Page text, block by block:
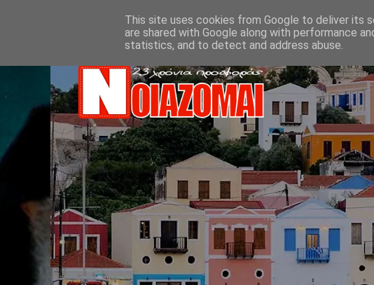
This site uses cookies from Google to deliver its
are shared with Google along with performance
statistics, and to detect and address abuse.